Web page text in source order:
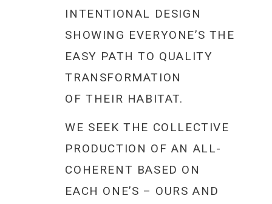
INTENTIONAL DESIGN
SHOWING EVERYONE’S THE
EASY PATH TO QUALITY
TRANSFORMATION
OF THEIR HABITAT.
WE SEEK THE COLLECTIVE
PRODUCTION OF AN ALL-
COHERENT BASED ON
EACH ONE’S – OURS AND